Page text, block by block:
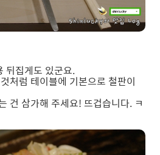
뒤집게도 있군요.
처럼 테이블에 기본으로 철판이
건 삼가해 주세요! 뜨겁습니다. ㅋ